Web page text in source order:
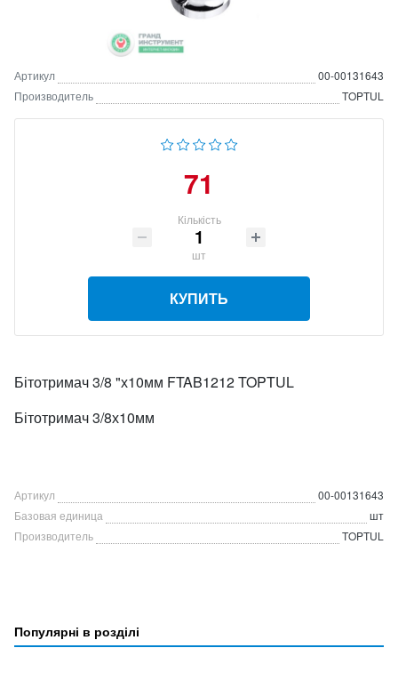
Артикул
00-00131643
Производитель
TOPTUL
71
Кількість
шт
КУПИТЬ
Бітотримач 3/8 "х10мм FTAB1212 TOPTUL
Бітотримач 3/8х10мм
Артикул
00-00131643
Базовая единица
шт
Производитель
TOPTUL
Популярні в розділі